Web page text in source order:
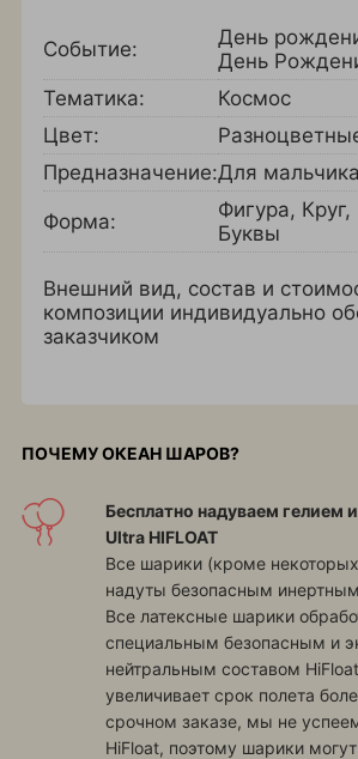
Событие: День
День
Тематика:
Космос
Цвет:
Предназначение:Для мальчика
Форма: Фигура, Круг,
Буквы
Внешний вид, состав и
композиции индивидуально
заказчиком
ПОЧЕМУ ОКЕАН ШАРОВ?
Бесплатно надуваем гелием
Ultra HIFLOAT
Все шарики (кроме
надуты безопасным
Все латексные шарики
специальным безопасным и
нейтральным составом
увеличивает срок полета
срочном заказе, мы не
HiFloat, поэтому шарики